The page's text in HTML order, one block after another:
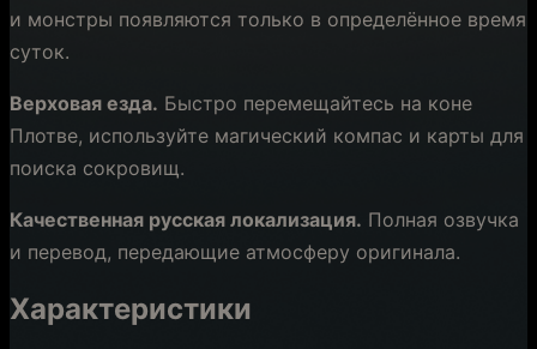
и монстры появляются только в определённое время
суток.
Верховая езда. Быстро перемещайтесь на коне
Плотве, используйте магический компас и карты для
поиска сокровищ.
Качественная русская локализация. Полная озвучка
и перевод, передающие атмосферу оригинала.
Характеристики